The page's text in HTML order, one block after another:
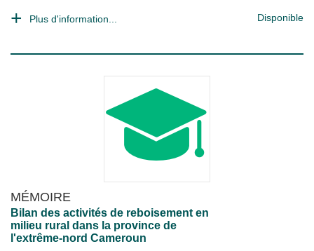
Plus d'information... Disponible
MÉMOIRE
Bilan des activités de reboisement en
milieu rural dans la province de
l'extrême-nord Cameroun